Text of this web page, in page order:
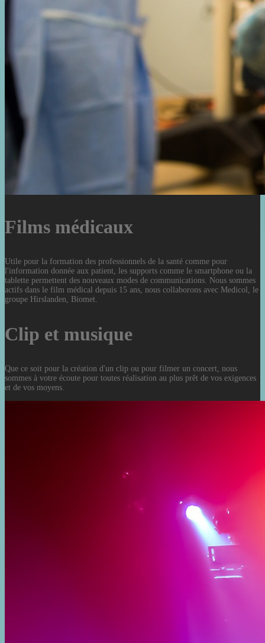
Films médicaux
Utile pour la formation des professionnels de la santé comme pour
l'information donnée aux patient, les supports comme le smartphone ou la
tablette permettent des nouveaux modes de communications. Nous sommes
actifs dans le film médical depuis 15 ans, nous collaborons avec Medicol, le
groupe Hirslanden, Biomet.
Clip et musique
Que ce soit pour la création d'un clip ou pour filmer un concert, nous
sommes à votre écoute pour toutes réalisation au plus prêt de vos exigences
et de vos moyens.